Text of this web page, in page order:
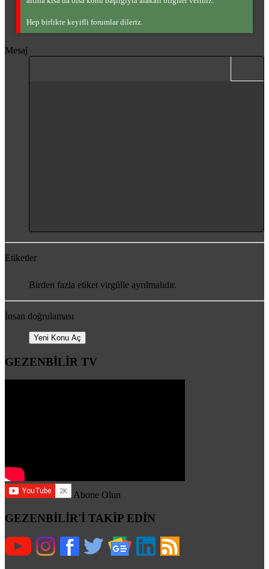
Hep birlikte keyifli forumlar dileriz.
Mesaj
Etiketler
Birden fazla etiket virgülle ayrılmalıdır.
İnsan doğrulaması
Yeni Konu Aç
GEZENBİLİR TV
Abone Olun
GEZENBİLİR'İ TAKİP EDİN